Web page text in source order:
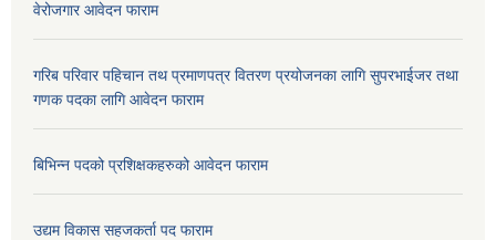
वेरोजगार आवेदन फाराम
गरिब परिवार पहिचान तथ प्रमाणपत्र वितरण प्रयोजनका लागि सुपरभाईजर तथा
गणक पदका लागि आवेदन फाराम
बिभिन्न पदको प्रशिक्षकहरुको आवेदन फाराम
उद्यम विकास सहजकर्ता पद फाराम